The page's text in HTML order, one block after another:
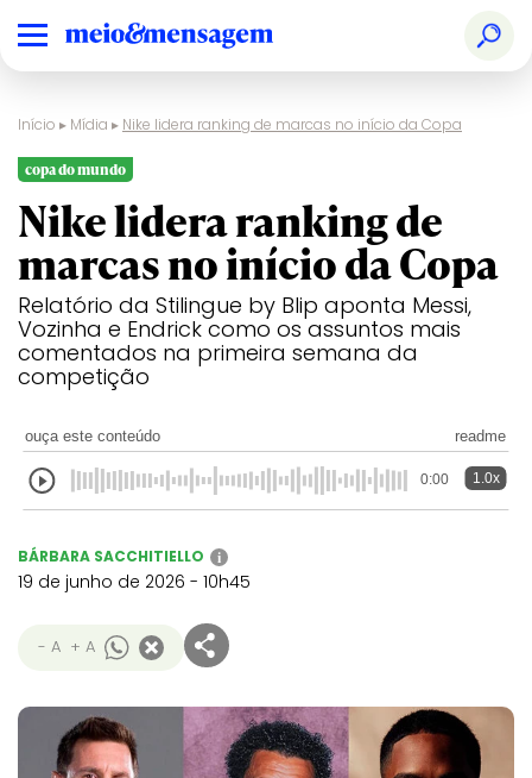
Início ▸ Mídia ▸ Nike lidera ranking de marcas no início da Copa
copa do mundo
Nike lidera ranking de
marcas no início da Copa
Relatório da Stilingue by Blip aponta Messi,
Vozinha e Endrick como os assuntos mais
comentados na primeira semana da
competição
ouça este conteúdo readme
0:00 1.0x
BÁRBARA SACCHITIELLO i
19 de junho de 2026 - 10h45
- A + A